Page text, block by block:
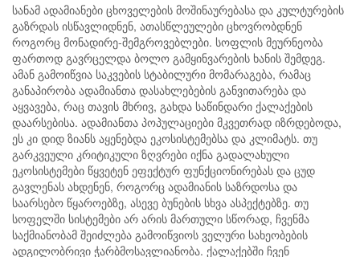
სანამ ადამიანები ცხოველების მოშინაურებასა და კულტურების
გაზრდას ისწავლიდნენ, ათასწლეულები ცხოვრობდნენ
როგორც მონადირე-შემგროვებლები. სოფლის მეურნეობა
ფართოდ გავრცელდა ბოლო გამყინვარების ხანის შემდეგ.
ამან გამოიწვია საკვების სტაბილური მომარაგება, რამაც
განაპირობა ადამიანთა დასახლებების განვითარება და
აყვავება, რაც თავის მხრივ, გახდა საწინდარი ქალაქების
დაარსებისა. ადამიანთა პოპულაციები მკვეთრად იზრდებოდა,
ეს კი დიდ ზიანს აყენებდა ეკოსისტემებსა და კლიმატს. თუ
გარკვეული კრიტიკული ზღვრები იქნა გადალახული
ეკოსისტემები წყვეტენ ეფექტურ ფუნქციონირებას და ცუდ
გავლენას ახდენენ, როგორც ადამიანის საზრდოსა და
საარსებო წყაროებზე, ასევე ბუნების სხვა ასპექტებზე. თუ
სოფელში სისტემები არ არის მართული სწორად, ჩვენმა
საქმიანობამ შეიძლება გამოიწვიოს ველური სახეობების
ადგილობრივი ჭარბმოსავლიანობა. ქალაქებში ჩვენ